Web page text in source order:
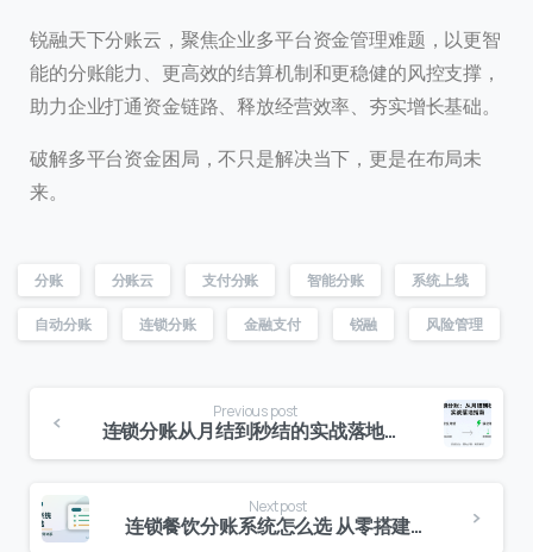
锐融天下分账云，聚焦企业多平台资金管理难题，以更智
能的分账能力、更高效的结算机制和更稳健的风控支撑，
助力企业打通资金链路、释放经营效率、夯实增长基础。
破解多平台资金困局，不只是解决当下，更是在布局未
来。
分账 分账云 支付分账 智能分账 系统上线
自动分账 连锁分账 金融支付 锐融 风险管理
Previous post
连锁分账从月结到秒结的实战落地指南
Next post
连锁餐饮分账系统怎么选 从零搭建分账体系实操教程